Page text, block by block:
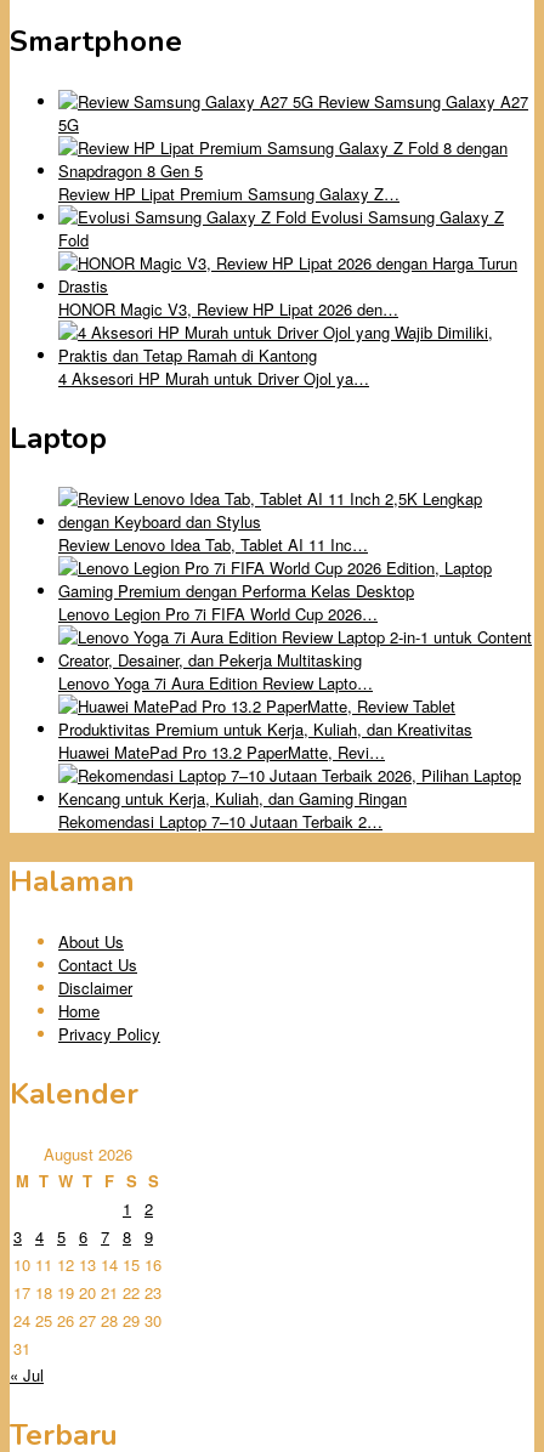
Smartphone
Review Samsung Galaxy A27
5G
Review HP Lipat Premium Samsung Galaxy Z…
Evolusi Samsung Galaxy Z
Fold
HONOR Magic V3, Review HP Lipat 2026 den…
4 Aksesori HP Murah untuk Driver Ojol ya…
Laptop
Review Lenovo Idea Tab, Tablet AI 11 Inc…
Lenovo Legion Pro 7i FIFA World Cup 2026…
Lenovo Yoga 7i Aura Edition Review Lapto…
Huawei MatePad Pro 13.2 PaperMatte, Revi…
Rekomendasi Laptop 7–10 Jutaan Terbaik 2…
Halaman
About Us
Contact Us
Disclaimer
Home
Privacy Policy
Kalender
August 2026
M T W T F S S
1
2
3 4 5 6 7 8 9
10 11 12 13 14 15 16
17 18 19 20 21 22 23
24 25 26 27 28 29 30
31
« Jul
Terbaru